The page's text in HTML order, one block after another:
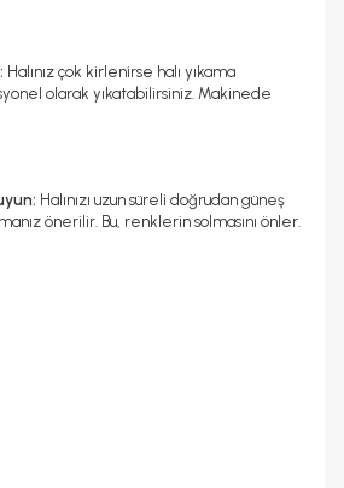
Halınız çok kirlenirse halı yıkama
olarak yıkatabilirsiniz. Makinede
Halınızı uzun süreli doğrudan güneş
önerilir. Bu, renklerin solmasını önler.